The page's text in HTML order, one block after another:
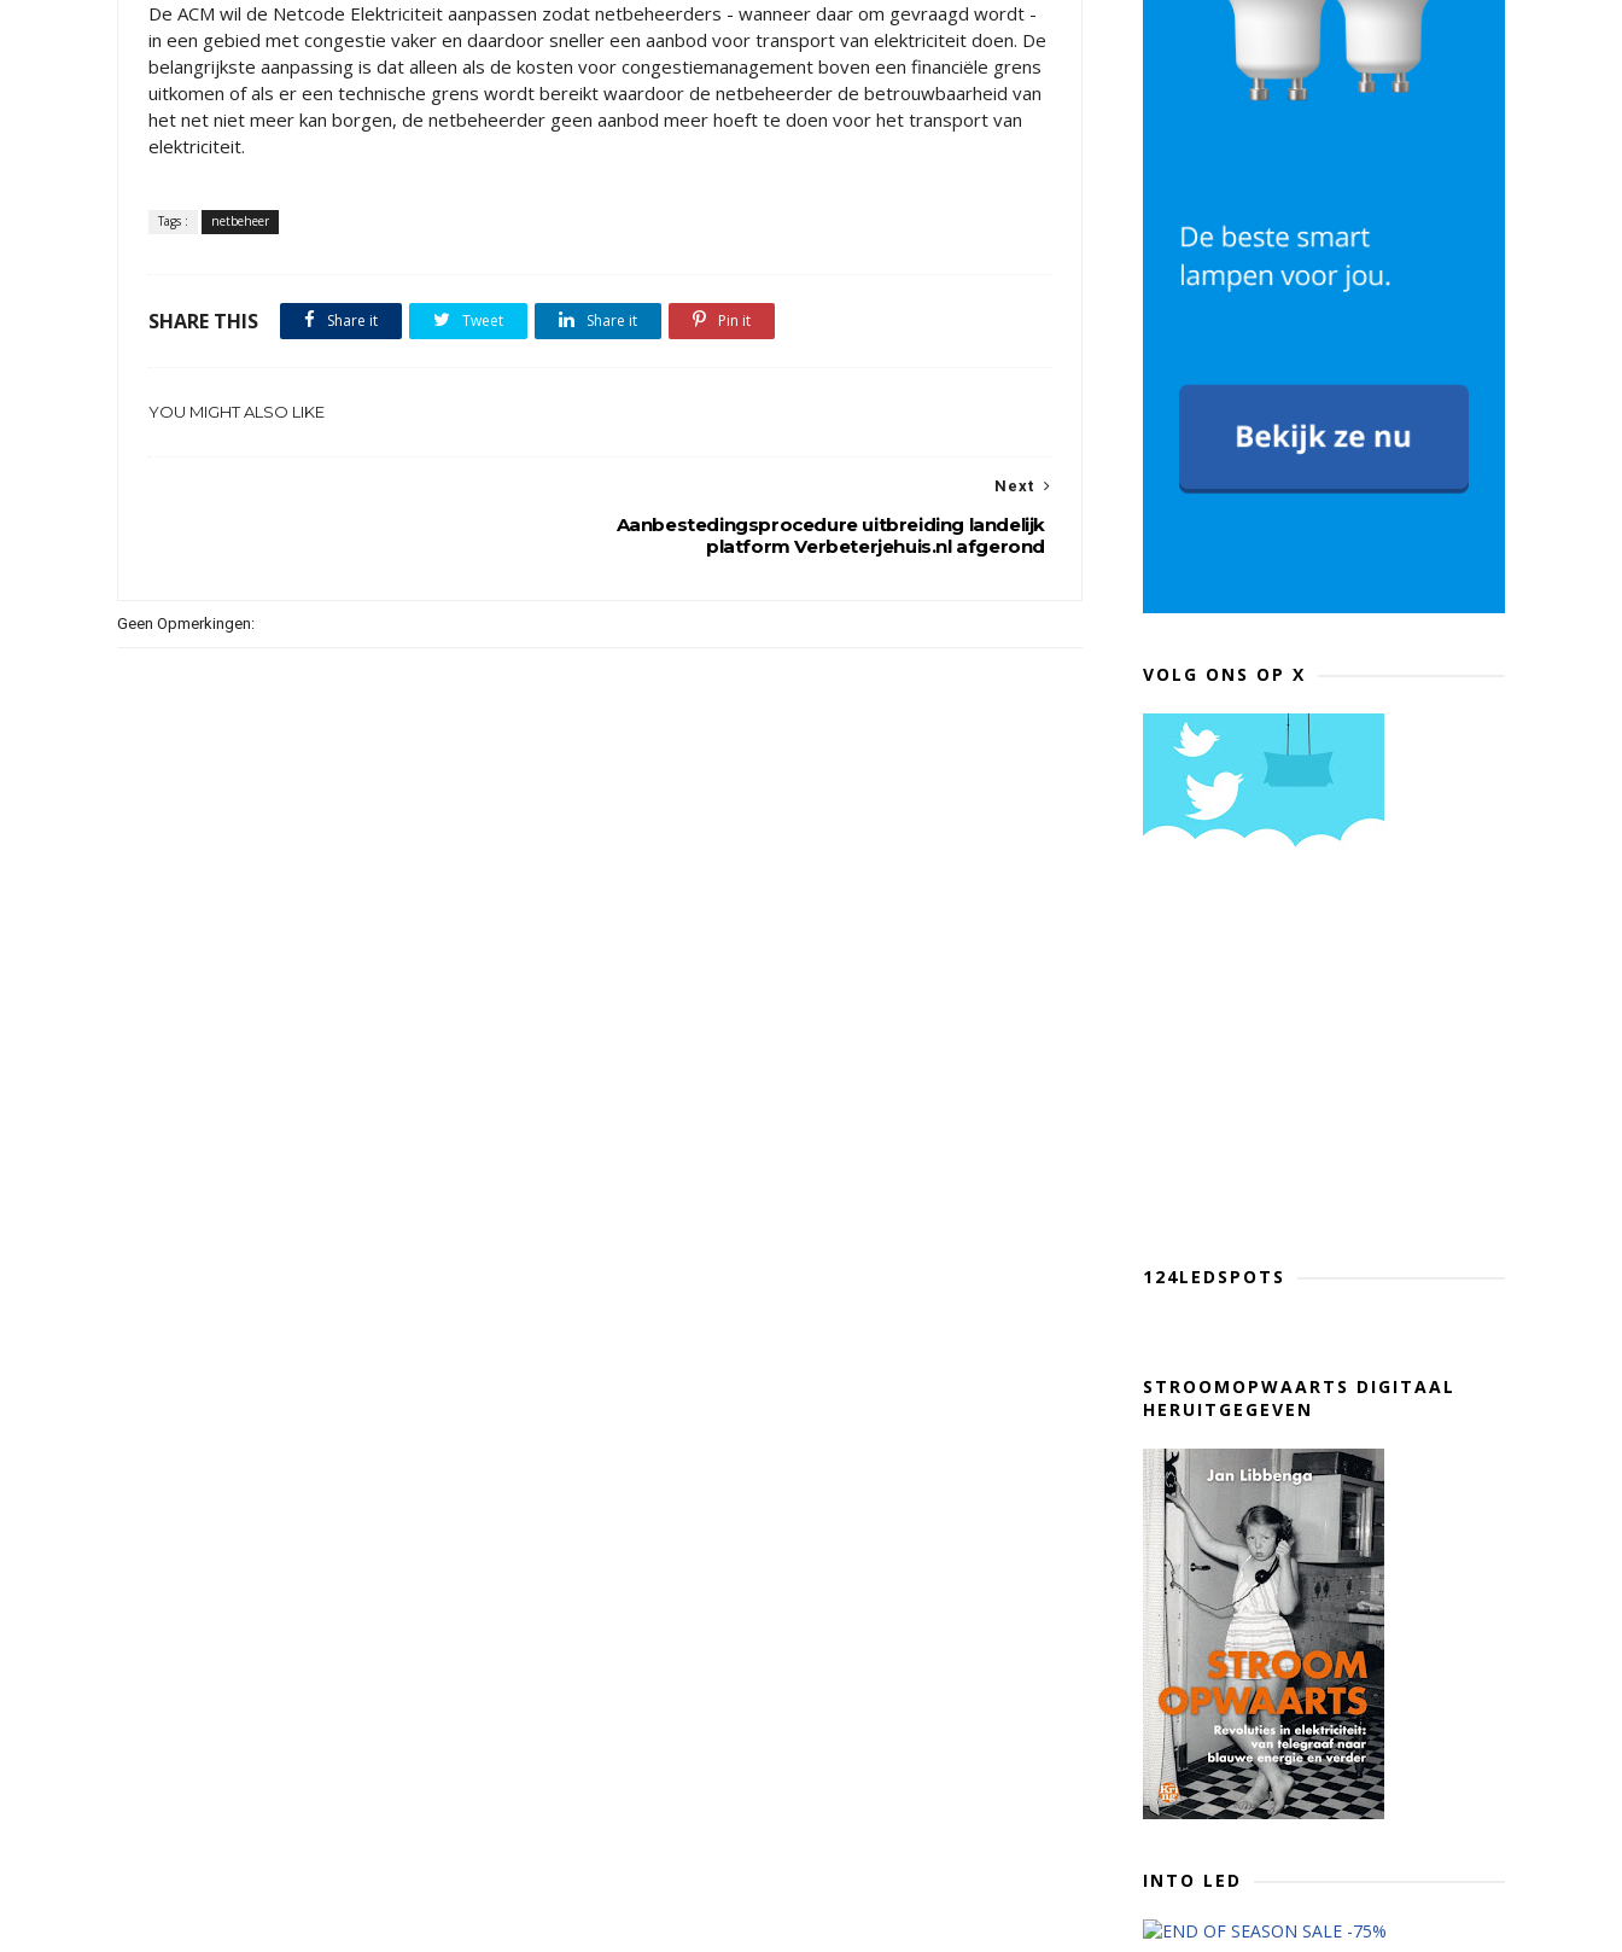
De ACM wil de Netcode Elektriciteit aanpassen zodat netbeheerders - wanneer daar om gevraagd wordt -
in een gebied met congestie vaker en daardoor sneller een aanbod voor transport van elektriciteit doen. De
belangrijkste aanpassing is dat alleen als de kosten voor congestiemanagement boven een financiële grens
uitkomen of als er een technische grens wordt bereikt waardoor de netbeheerder de betrouwbaarheid van
het net niet meer kan borgen, de netbeheerder geen aanbod meer hoeft te doen voor het transport van
elektriciteit.
Tags : netbeheer
SHARE THIS Share it Tweet Share it Pin it
YOU MIGHT ALSO LIKE
Next
Aanbestedingsprocedure uitbreiding landelijk
platform Verbeterjehuis.nl afgerond
Geen Opmerkingen:
VOLG ONS OP X
124LEDSPOTS
STROOMOPWAARTS DIGITAAL
HERUITGEGEVEN
INTO LED